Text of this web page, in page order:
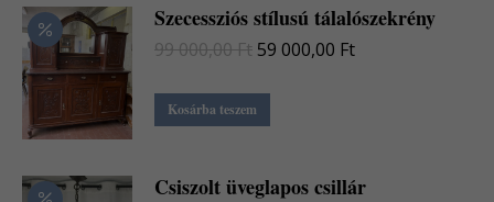
Szecessziós stílusú tálalószekrény
99 000,00Ft Original
59 000,00 FtCurrent
Kosárba teszem
Csiszolt üveglapos csillár